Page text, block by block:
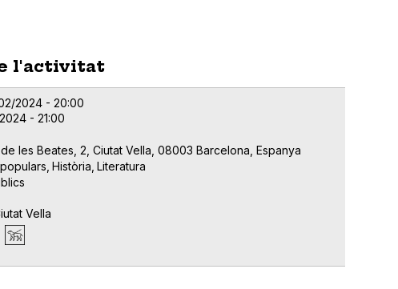
l'activitat
2024 - 20:00
- 21:00
les Beates, 2, Ciutat Vella, 08003 Barcelona, Espanya
Història Literatura
Vella